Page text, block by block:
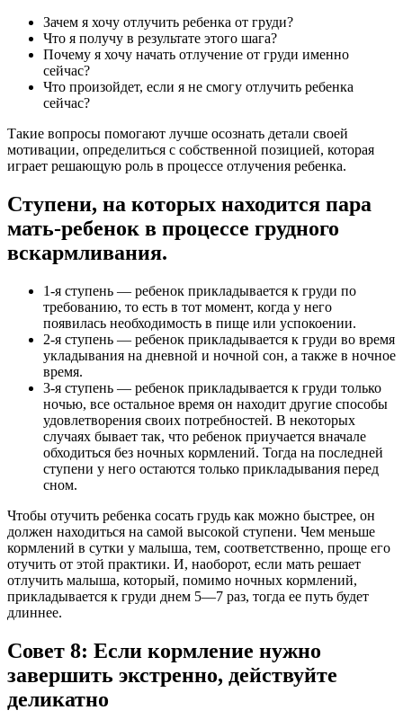
Зачем я хочу отлучить ребенка от груди?
Что я получу в результате этого шага?
Почему я хочу начать отлучение от груди именно
сейчас?
Что произойдет, если я не смогу отлучить ребенка
сейчас?
Такие вопросы помогают лучше осознать детали своей
мотивации, определиться с собственной позицией, которая
играет решающую роль в процессе отлучения ребенка.
Ступени, на которых находится пара
мать-ребенок в процессе грудного
вскармливания.
1-я ступень — ребенок прикладывается к груди по
требованию, то есть в тот момент, когда у него
появилась необходимость в пище или успокоении.
2-я ступень — ребенок прикладывается к груди во время
укладывания на дневной и ночной сон, а также в ночное
время.
3-я ступень — ребенок прикладывается к груди только
ночью, все остальное время он находит другие способы
удовлетворения своих потребностей. В некоторых
случаях бывает так, что ребенок приучается вначале
обходиться без ночных кормлений. Тогда на последней
ступени у него остаются только прикладывания перед
сном.
Чтобы отучить ребенка сосать грудь как можно быстрее, он
должен находиться на самой высокой ступени. Чем меньше
кормлений в сутки у малыша, тем, соответственно, проще его
отучить от этой практики. И, наоборот, если мать решает
отлучить малыша, который, помимо ночных кормлений,
прикладывается к груди днем 5—7 раз, тогда ее путь будет
длиннее.
Совет 8: Если кормление нужно
завершить экстренно, действуйте
деликатно